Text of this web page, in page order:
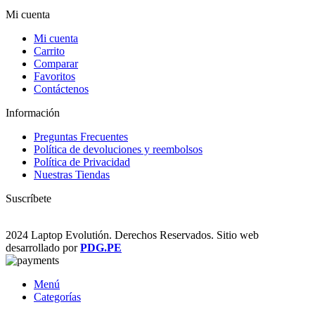
Mi cuenta
Mi cuenta
Carrito
Comparar
Favoritos
Contáctenos
Información
Preguntas Frecuentes
Política de devoluciones y reembolsos
Política de Privacidad
Nuestras Tiendas
Suscríbete
2024 Laptop Evolutión. Derechos Reservados. Sitio web
desarrollado porPDG.PE
Menú
Categorías